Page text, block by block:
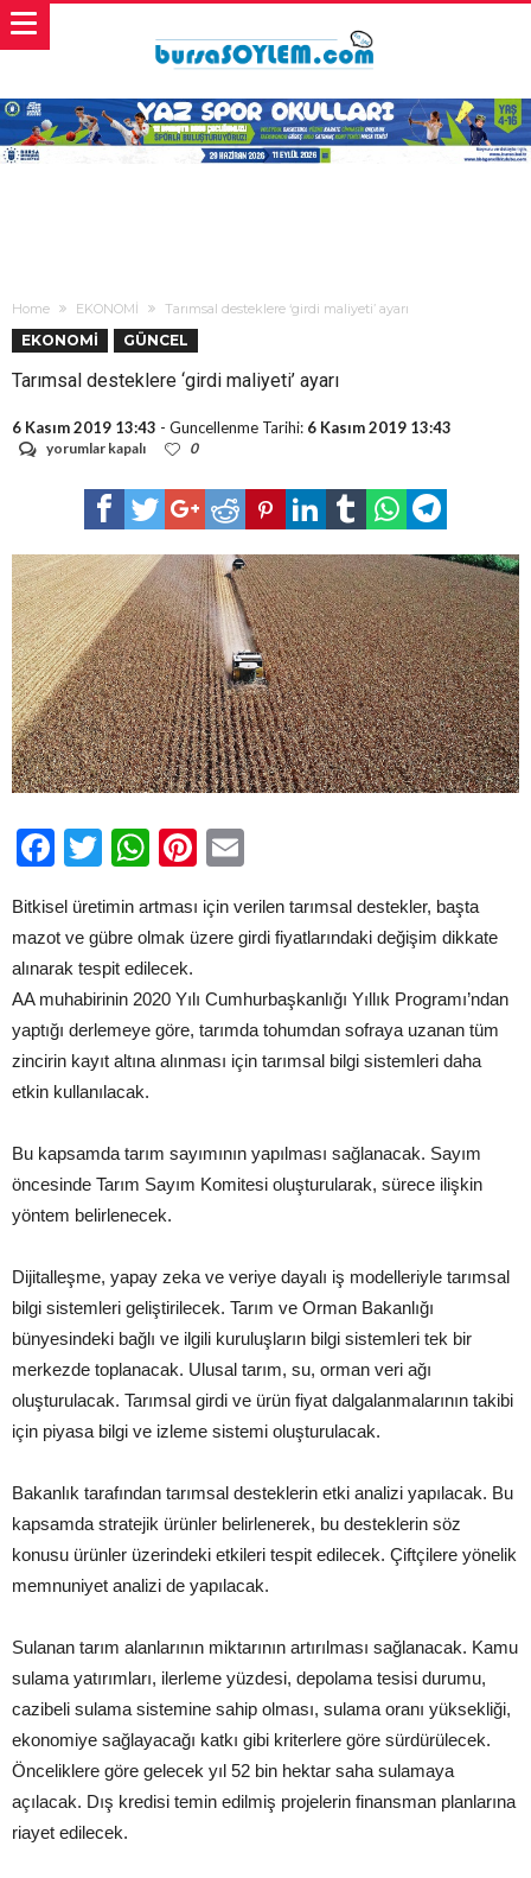
Home EKONOMİ Tarımsal desteklere ‘girdi maliyeti’ ayarı
EKONOMİ GÜNCEL
Tarımsal desteklere ‘girdi maliyeti’ ayarı
6 Kasım 2019 13:43 - Guncellenme Tarihi: 6 Kasım 2019 13:43
Tarımsal
yorumlar kapalı 0
Facebook
TwitterWhatsApp
Pinterest
Bitkisel üretimin artması için verilen tarımsal destekler, başta
mazot ve gübre olmak üzere girdi fiyatlarındaki değişim dikkate
alınarak tespit edilecek.
AA muhabirinin 2020 Yılı Cumhurbaşkanlığı Yıllık Programı’ndan
yaptığı derlemeye göre, tarımda tohumdan sofraya uzanan tüm
zincirin kayıt altına alınması için tarımsal bilgi sistemleri daha
etkin kullanılacak.
Bu kapsamda tarım sayımının yapılması sağlanacak. Sayım
öncesinde Tarım Sayım Komitesi oluşturularak, sürece ilişkin
yöntem belirlenecek.
Dijitalleşme, yapay zeka ve veriye dayalı iş modelleriyle tarımsal
bilgi sistemleri geliştirilecek. Tarım ve Orman Bakanlığı
bünyesindeki bağlı ve ilgili kuruluşların bilgi sistemleri tek bir
merkezde toplanacak. Ulusal tarım, su, orman veri ağı
oluşturulacak. Tarımsal girdi ve ürün fiyat dalgalanmalarının takibi
için piyasa bilgi ve izleme sistemi oluşturulacak.
Bakanlık tarafından tarımsal desteklerin etki analizi yapılacak. Bu
kapsamda stratejik ürünler belirlenerek, bu desteklerin söz
konusu ürünler üzerindeki etkileri tespit edilecek. Çiftçilere yönelik
memnuniyet analizi de yapılacak.
Sulanan tarım alanlarının miktarının artırılması sağlanacak. Kamu
sulama yatırımları, ilerleme yüzdesi, depolama tesisi durumu,
cazibeli sulama sistemine sahip olması, sulama oranı yüksekliği,
ekonomiye sağlayacağı katkı gibi kriterlere göre sürdürülecek.
Önceliklere göre gelecek yıl 52 bin hektar saha sulamaya
açılacak. Dış kredisi temin edilmiş projelerin finansman planlarına
riayet edilecek.